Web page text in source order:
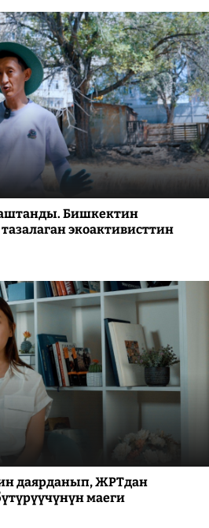
Бишкектин
экоактивисттин
даярданып, ЖРТдан
маеги